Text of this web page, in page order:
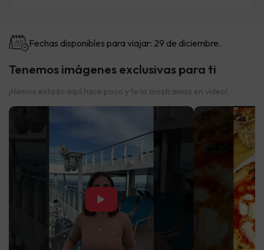
Fechas disponibles para viajar: 29 de diciembre.
Tenemos imágenes exclusivas para ti
¡Hemos estado aquí hace poco y te lo mostramos en vídeo!
▶